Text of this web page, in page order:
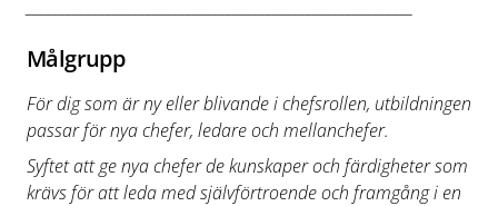
Målgrupp
För dig som är ny eller blivande i chefsrollen, utbildningen
passar för nya chefer, ledare och mellanchefer.
Syftet att ge nya chefer de kunskaper och färdigheter som
krävs för att leda med självförtroende och framgång i en